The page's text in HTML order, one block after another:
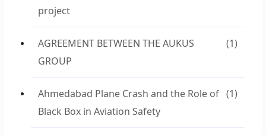
project
AGREEMENT BETWEEN THE AUKUS
GROUP
(1)
Ahmedabad Plane Crash and the Role of
Black Box in Aviation Safety
(1)